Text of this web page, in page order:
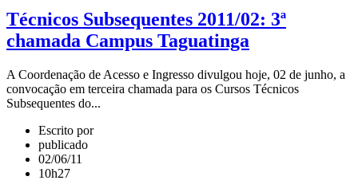
Técnicos Subsequentes 2011/02: 3ª
chamada Campus Taguatinga
A Coordenação de Acesso e Ingresso divulgou hoje, 02 de junho, a
convocação em terceira chamada para os Cursos Técnicos
Subsequentes do...
Escrito por
publicado
02/06/11
10h27